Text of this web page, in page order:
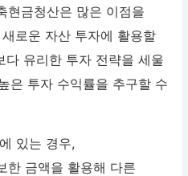
현금청산은 많은 이점을
로운 자산 투자에 활용할
다 유리한 투자 전략을 세울
은 투자 수익률을 추구할 수
있는 경우,
한 금액을 활용해 다른